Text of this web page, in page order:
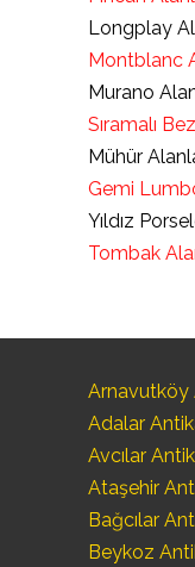
Longplay
Montblanc
Murano
Sıramalı
Mühür
Gemi
Yıldız
Tombak
Arnavutköy
Adalar
Avcılar
Ataşehir
Bağcılar
Beykoz